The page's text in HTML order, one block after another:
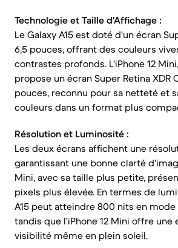
Technologie et Taille d'Affichage :
Le Galaxy A15 est doté d'un écran
6,5 pouces, offrant des couleurs
contrastes profonds. L'iPhone 12
propose un écran Super Retina XDR
pouces, reconnu pour sa netteté et
couleurs dans un format plus
Résolution et Luminosité :
Les deux écrans affichent une
garantissant une bonne clarté
Mini, avec sa taille plus petite,
pixels plus élevée. En termes de
A15 peut atteindre 800 nits en
tandis que l'iPhone 12 Mini offre une
visibilité même en plein soleil.